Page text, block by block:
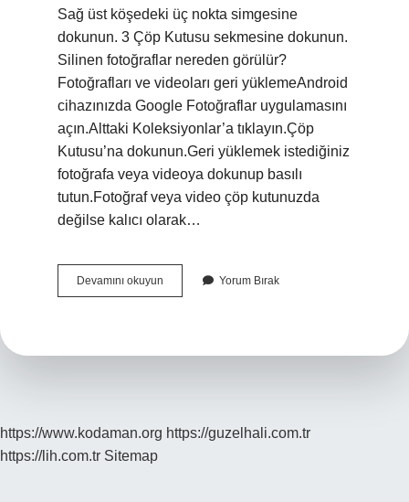
Sağ üst köşedeki üç nokta simgesine
dokunun. 3 Çöp Kutusu sekmesine dokunun.
Silinen fotoğraflar nereden görülür?
Fotoğrafları ve videoları geri yüklemeAndroid
cihazınızda Google Fotoğraflar uygulamasını
açın.Alttaki Koleksiyonlar’a tıklayın.Çöp
Kutusu’na dokunun.Geri yüklemek istediğiniz
fotoğrafa veya videoya dokunup basılı
tutun.Fotoğraf veya video çöp kutunuzda
değilse kalıcı olarak…
Devamını okuyun
Silinen
Yorum Bırak
https://www.kodaman.org https://guzelhali.com.tr
https://lih.com.tr Sitemap